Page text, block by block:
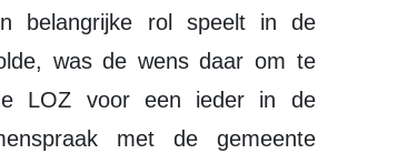
was de wens daar om te
LOZ voor een ieder in de
met de gemeente